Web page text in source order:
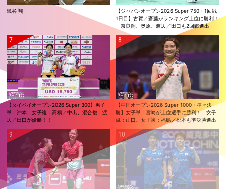
銭谷 翔
【ジャパンオープン2026 Super 750・1回戦
1日目】古賀／齋藤がランキング上位に勝利！
奈良岡、奥原、渡辺／田口も2回戦進出
【タイペイオープン2026 Super 300】男子
単：沖本、女子複：髙橋／中出、混合複：渡
辺／田口が優勝！！
【中国オープン2026 Super 1000・準々決
勝】女子単：宮崎が上位選手に勝利！ 女子
単：山口、女子複：福島／松本も準決勝進出